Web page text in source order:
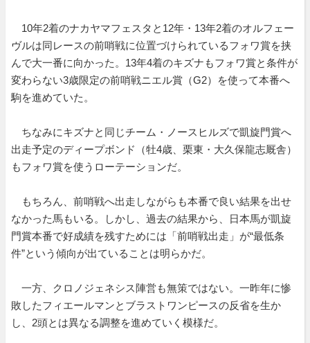
10年2着のナカヤマフェスタと12年・13年2着のオルフェー
ヴルは同レースの前哨戦に位置づけられているフォワ賞を挟
んで大一番に向かった。13年4着のキズナもフォワ賞と条件が
変わらない3歳限定の前哨戦ニエル賞（G2）を使って本番へ
駒を進めていた。
ちなみにキズナと同じチーム・ノースヒルズで凱旋門賞へ
出走予定のディープボンド（牡4歳、栗東・大久保龍志厩舎）
もフォワ賞を使うローテーションだ。
もちろん、前哨戦へ出走しながらも本番で良い結果を出せ
なかった馬もいる。しかし、過去の結果から、日本馬が凱旋
門賞本番で好成績を残すためには「前哨戦出走」が“最低条
件”という傾向が出ていることは明らかだ。
一方、クロノジェネシス陣営も無策ではない。一昨年に惨
敗したフィエールマンとブラストワンピースの反省を生か
し、2頭とは異なる調整を進めていく模様だ。